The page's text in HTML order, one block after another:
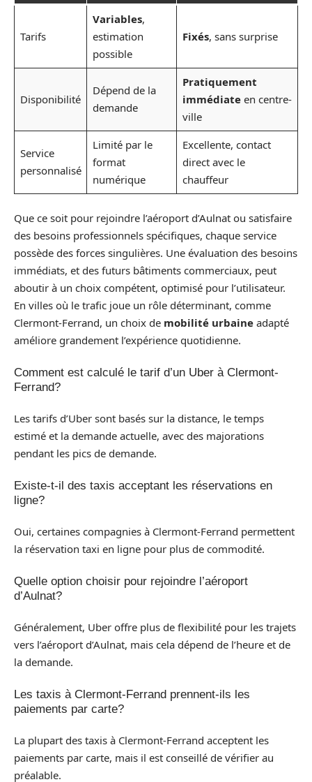
Tarifs
Variables,
estimation
possible
Fixés, sans surprise
Disponibilité
Dépend de la
demande
Pratiquement
immédiateen centre-
ville
Service
personnalisé
Limité par le
format
numérique
Excellente, contact
direct avec le
chauffeur
Que ce soit pour rejoindre l’aéroport d’Aulnat ou satisfaire
des besoins professionnels spécifiques, chaque service
possède des forces singulières. Une évaluation des besoins
immédiats, et des futurs bâtiments commerciaux, peut
aboutir à un choix compétent, optimisé pour l’utilisateur.
En villes où le trafic joue un rôle déterminant, comme
Clermont-Ferrand, un choix de mobilité urbaine adapté
améliore grandement l’expérience quotidienne.
Comment est calculé le tarif d’un Uber à Clermont-
Ferrand?
Les tarifs d’Uber sont basés sur la distance, le temps
estimé et la demande actuelle, avec des majorations
pendant les pics de demande.
Existe-t-il des taxis acceptant les réservations en
ligne?
Oui, certaines compagnies à Clermont-Ferrand permettent
la réservation taxi en ligne pour plus de commodité.
Quelle option choisir pour rejoindre l’aéroport
d’Aulnat?
Généralement, Uber offre plus de flexibilité pour les trajets
vers l’aéroport d’Aulnat, mais cela dépend de l’heure et de
la demande.
Les taxis à Clermont-Ferrand prennent-ils les
paiements par carte?
La plupart des taxis à Clermont-Ferrand acceptent les
paiements par carte, mais il est conseillé de vérifier au
préalable.